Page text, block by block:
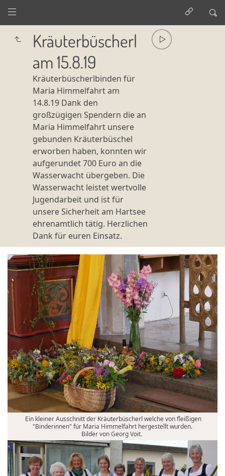
Kräuterbüscherl
am 15.8.19
Kräuterbüscherlbinden für
Maria Himmelfahrt am
14.8.19 Dank den
großzügigen Spendern die an
Maria Himmelfahrt unsere
gebunden Kräuterbüschel
erworben haben, konnten wir
aufgerundet 700 Euro an die
Wasserwacht übergeben. Die
Wasserwacht leistet wertvolle
Jugendarbeit und ist für
unsere Sicherheit am Hartsee
ehrenamtlich tätig. Herzlichen
Dank für euren Einsatz.
Ein kleiner Ausschnitt der Kräuterbüscherl welche von fleißigen
"Binderinnen" für Maria Himmelfahrt hergestellt wurden.
Bilder von Georg Voit.